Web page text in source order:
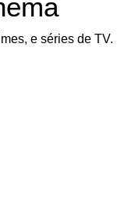
e séries de TV.